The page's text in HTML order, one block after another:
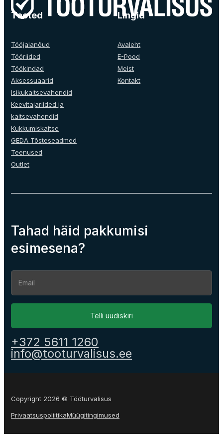
product
page
product
page
Tooted
Tööjalanõud
Tööriided
Töökindad
Aksessuaarid
Isikukaitsevahendid
Keevitajariided ja
kaitsevahendid
Kukkumiskaitse
GEDA Tõsteseadmed
Teenused
Outlet
Lingid
Avaleht
E-Pood
Meist
Kontakt
Tahad häid pakkumisi
esimesena?
Section
Telli uudiskiri
+372 5611 1260
info@tooturvalisus.ee
Copyright 2026 © Tööturvalisus
PrivaatsuspoliitikaMüügitingimused